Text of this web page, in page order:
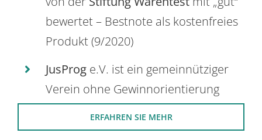
bewertet – Bestnote als kostenfreies
Produkt (9/2020)
JusProg e.V. ist ein gemeinnütziger
Verein ohne Gewinnorientierung
ERFAHREN SIE MEHR